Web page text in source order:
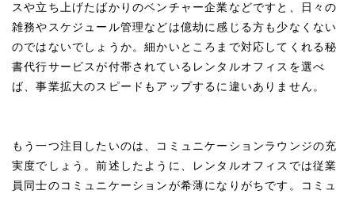
スや立ち上げたばかりのベンチャー企業などですと、日々の
雑務やスケジュール管理などは億劫に感じる方も少なくない
のではないでしょうか。細かいところまで対応してくれる秘
書代行サービスが付帯されているレンタルオフィスを選べ
ば、事業拡大のスピードもアップするに違いありません。
もう一つ注目したいのは、コミュニケーションラウンジの充
実度でしょう。前述したように、レンタルオフィスでは従業
員同士のコミュニケーションが希薄になりがちです。コミュ